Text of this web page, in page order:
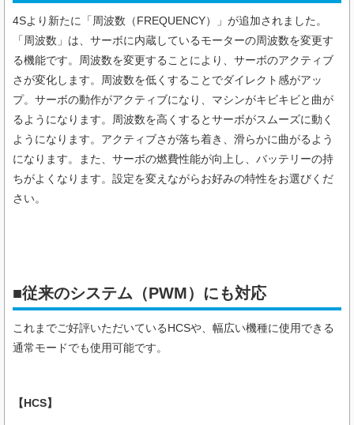
4Sより新たに「周波数（FREQUENCY）」が追加されました。
「周波数」は、サーボに内蔵しているモーターの周波数を変更す
る機能です。周波数を変更することにより、サーボのアクティブ
さが変化します。周波数を低くすることでダイレクト感がアッ
プ。サーボの動作がアクティブになり、マシンがキビキビと曲が
るようになります。周波数を高くするとサーボがスムーズに動く
ようになります。アクティブさが落ち着き、滑らかに曲がるよう
になります。また、サーボの燃費性能が向上し、バッテリーの持
ちがよくなります。設定を変えながらお好みの特性をお選びくだ
さい。
■従来のシステム（PWM）にも対応
これまでご好評いただいているHCSや、幅広い機種に使用できる
通常モードでも使用可能です。
【HCS】